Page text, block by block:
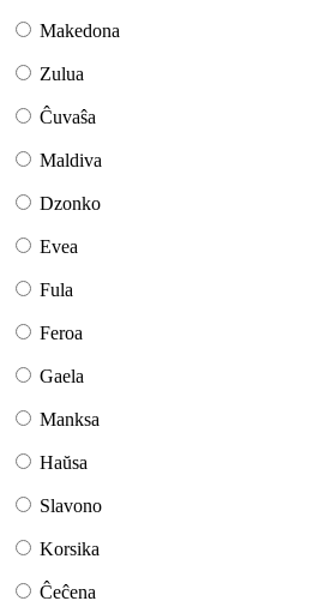
Makedona
Zulua
Ĉuvaŝa
Maldiva
Dzonko
Evea
Fula
Feroa
Gaela
Manksa
Haŭsa
Slavono
Korsika
Ĉeĉena